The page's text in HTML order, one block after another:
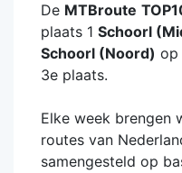
De MTBroute
plaats 1 Schoorl
Schoorl (Noord) op
3e plaats.
Elke week brengen
routes van
samengesteld op